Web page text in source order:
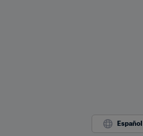
Español